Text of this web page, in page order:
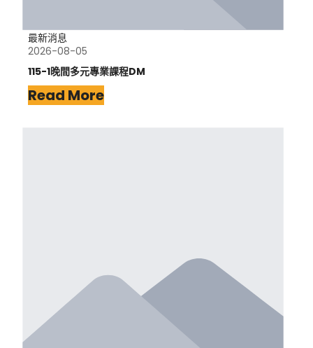
最新消息
2026-08-05
115-1晚間多元專業課程DM
Read More